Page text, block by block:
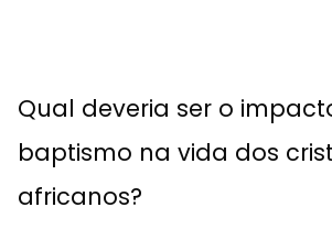
Qual deveria ser o
baptismo na vida dos
africanos?